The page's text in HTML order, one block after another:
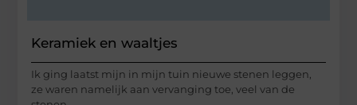
Keramiek en waaltjes
Ik ging laatst mijn in mijn tuin nieuwe stenen leggen,
ze waren namelijk aan vervanging toe, veel van de